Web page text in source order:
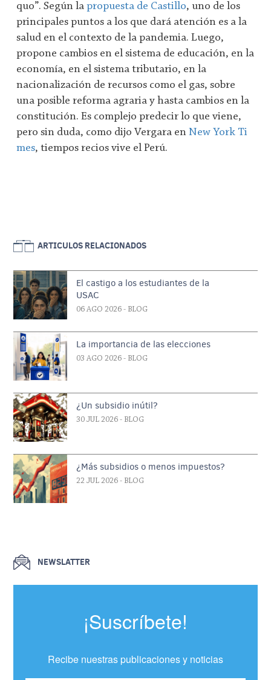
quo”. Según la propuesta de Castillo, uno de los
principales puntos a los que dará atención es a la
salud en el contexto de la pandemia. Luego,
propone cambios en el sistema de educación, en la
economía, en el sistema tributario, en la
nacionalización de recursos como el gas, sobre
una posible reforma agraria y hasta cambios en la
constitución. Es complejo predecir lo que viene,
pero sin duda, como dijo Vergara en New York Ti
mes, tiempos recios vive el Perú.
ARTICULOS RELACIONADOS
El castigo a los estudiantes de la
USAC
06 AGO 2026 - BLOG
La importancia de las elecciones
03 AGO 2026 - BLOG
¿Un subsidio inútil?
30 JUL 2026 - BLOG
¿Más subsidios o menos impuestos?
22 JUL 2026 - BLOG
NEWSLATTER
¡Suscríbete!
Recibe nuestras publicaciones y noticias